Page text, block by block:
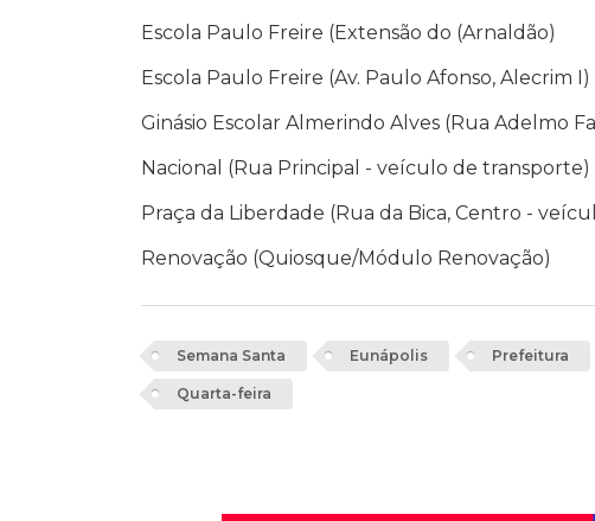
Escola Paulo Freire (Extensão do (Arnaldão)
Escola Paulo Freire (Av. Paulo Afonso, Alecrim I)
Ginásio Escolar Almerindo Alves (Rua Adelmo
Nacional (Rua Principal - veículo de transporte)
Praça da Liberdade (Rua da Bica, Centro -
Renovação (Quiosque/Módulo Renovação)
Semana Santa Eunápolis Prefeitura
Quarta-feira